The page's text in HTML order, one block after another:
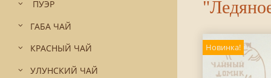
ПУЭР
ГАБА ЧАЙ
КРАСНЫЙ ЧАЙ
УЛУНСКИЙ ЧАЙ
Новинка!